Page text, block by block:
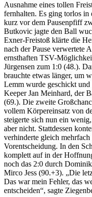
Ausnahme eines tollen
fernhalten. Es ging torlos
kurz vor dem Pausenpfiff
Butkovic jagte den Ball
Exner-Freistoß klärte die
nach der Pause verwertete
ernsthaften TSV-
Jürgensen zum 1:0 (48.).
brauchte etwas länger, um
Lemm wurde geschickt
Keeper Jan Meinhard, der
(69.). Die zweite
vollem Körpereinsatz von
steigerte sich nun ein
aber nicht. Stattdessen
verhinderte gleich
Vorentscheidung. In den
komplett auf in der
noch das 2:0 durch
Mirco Jess (90.+3). „Die
Das war mein Fehler, das
entscheiden“, sagte